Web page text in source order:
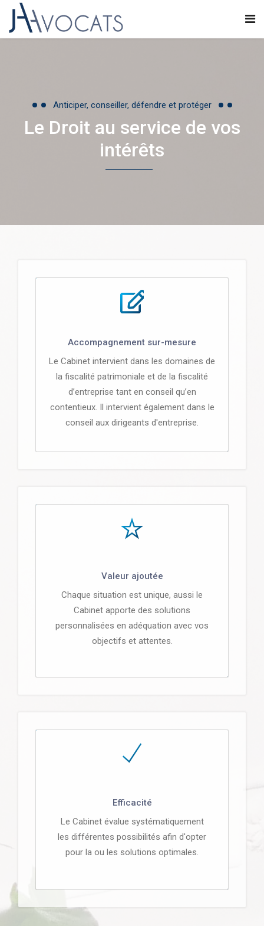
Anticiper, conseiller, défendre et protéger
Le Droit au service de vos
intérêts
Accompagnement sur-mesure
Le Cabinet intervient dans les domaines de
la fiscalité patrimoniale et de la fiscalité
d’entreprise tant en conseil qu’en
contentieux. Il intervient également dans le
conseil aux dirigeants d'entreprise.
Valeur ajoutée
Chaque situation est unique, aussi le
Cabinet apporte des solutions
personnalisées en adéquation avec vos
objectifs et attentes.
Efficacité
Le Cabinet évalue systématiquement
les différentes possibilités afin d'opter
pour la ou les solutions optimales.